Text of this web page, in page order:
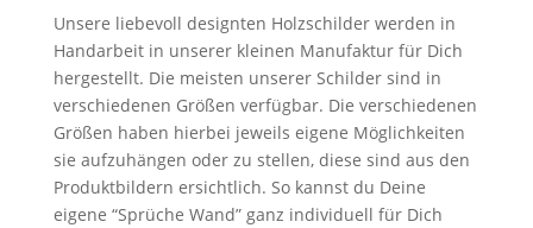
Unsere liebevoll designten Holzschilder werden in
Handarbeit in unserer kleinen Manufaktur für Dich
hergestellt. Die meisten unserer Schilder sind in
verschiedenen Größen verfügbar. Die verschiedenen
Größen haben hierbei jeweils eigene Möglichkeiten
sie aufzuhängen oder zu stellen, diese sind aus den
Produktbildern ersichtlich. So kannst du Deine
eigene “Sprüche Wand” ganz individuell für Dich